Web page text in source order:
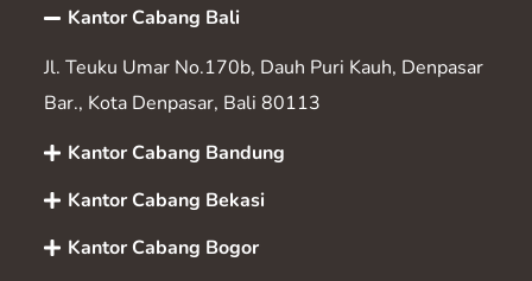
Kantor Cabang Bali
Jl. Teuku Umar No.170b, Dauh Puri Kauh, Denpasar
Bar., Kota Denpasar, Bali 80113
Kantor Cabang Bandung
Kantor Cabang Bekasi
Kantor Cabang Bogor